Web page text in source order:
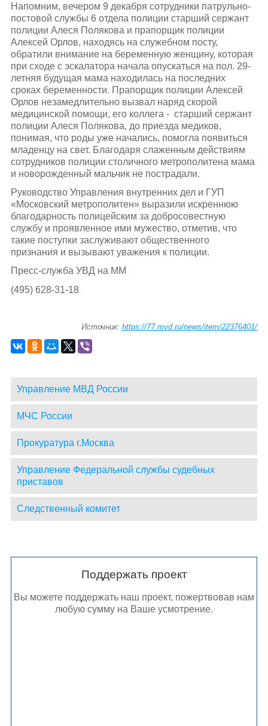
Напомним, вечером 9 декабря сотрудники патрульно-
постовой службы 6 отдела полиции старший сержант
полиции Алеся Полякова и прапорщик полиции
Алексей Орлов, находясь на служебном посту,
обратили внимание на беременную женщину, которая
при сходе с эскалатора начала опускаться на пол. 29-
летняя будущая мама находилась на последних
сроках беременности. Прапорщик полиции Алексей
Орлов незамедлительно вызвал наряд скорой
медицинской помощи, его коллега - старший сержант
полиции Алеся Полякова, до приезда медиков,
понимая, что роды уже начались, помогла появиться
младенцу на свет. Благодаря слаженным действиям
сотрудников полиции столичного метрополитена мама
и новорожденный мальчик не пострадали.
Руководство Управления внутренних дел и ГУП
«Московский метрополитен» выразили искреннюю
благодарность полицейским за добросовестную
службу и проявленное ими мужество, отметив, что
такие поступки заслуживают общественного
признания и вызывают уважения к полиции.
Пресс-служба УВД на ММ
(495) 628-31-18
Источник:https://77.mvd.ru/news/item/22376401/
Управление МВД России
МЧС России
Прокуратура г.Москва
Управление Федеральной службы судебных
приставов
Следственный комитет
Поддержать проект
Вы можете поддержать наш проект, пожертвовав нам
любую сумму на Ваше усмотрение.